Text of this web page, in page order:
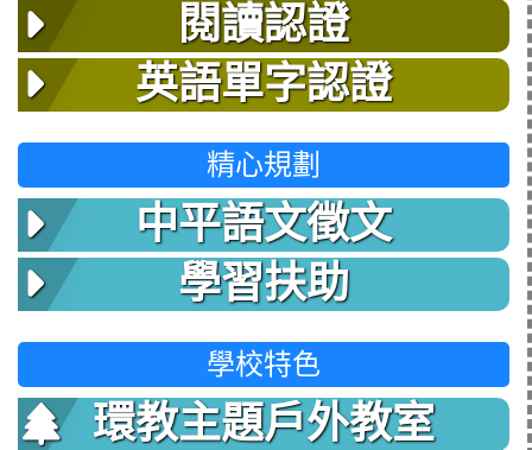
閱讀認證
英語單字認證
精心規劃
中平語文徵文
學習扶助
學校特色
環教主題戶外教室